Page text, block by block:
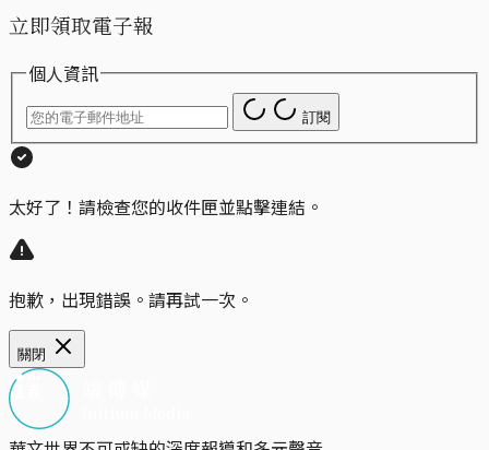
立即領取電子報
個人資訊
訂閱
太好了！請檢查您的收件匣並點擊連結。
抱歉，出現錯誤。請再試一次。
關閉